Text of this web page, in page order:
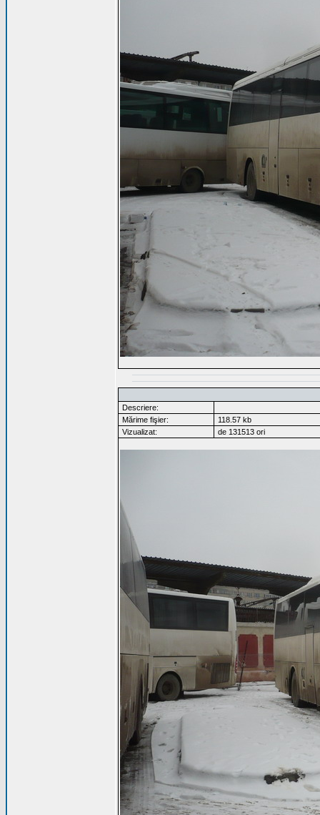
Descriere:
Mărime fişier:
118.57 kb
Vizualizat:
de 131513 ori